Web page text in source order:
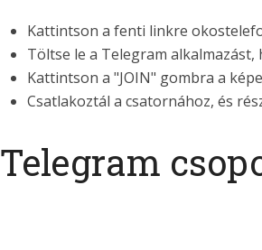
Kattintson a fenti linkre
Töltse le a Telegram alkalmazást,
Kattintson a "JOIN" gombra a
Csatlakoztál a csatornához, és
Telegram